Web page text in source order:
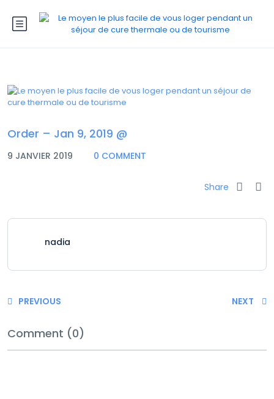
Order – Jan 9, 2019 @
9 JANVIER 2019 0 COMMENT
Share
nadia
PREVIOUS NEXT
Comment (0)